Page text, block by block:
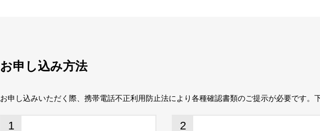
お申し込み方法
お申し込みいただく際、携帯電話不正利用防止法により各種確認書類のご提示が必要です。
1 2